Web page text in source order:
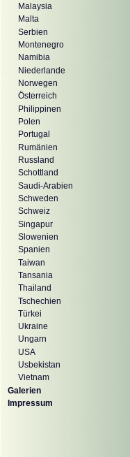
Malaysia
Malta
Serbien
Montenegro
Namibia
Niederlande
Norwegen
Österreich
Philippinen
Polen
Portugal
Rumänien
Russland
Schottland
Saudi-Arabien
Schweden
Schweiz
Singapur
Slowenien
Spanien
Taiwan
Tansania
Thailand
Tschechien
Türkei
Ukraine
Ungarn
USA
Usbekistan
Vietnam
Galerien
Impressum